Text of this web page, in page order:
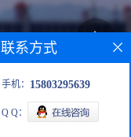
联系方式
手机： 15803295639
Q Q：